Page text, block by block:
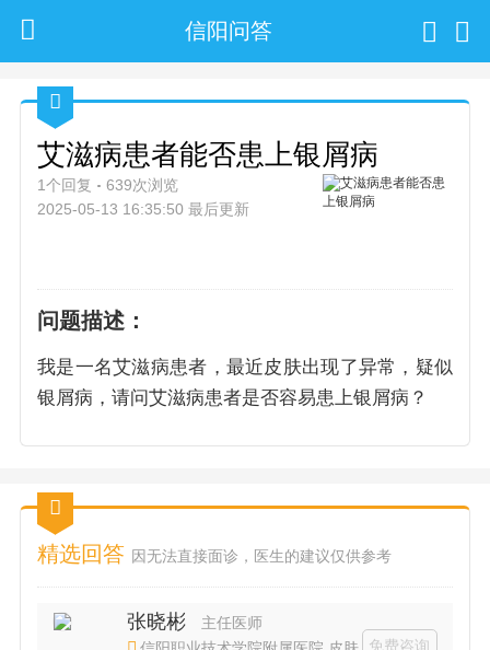
信阳问答
艾滋病患者能否患上银屑病
1个回复
639次浏览
2025-05-13 16:35:50 最后更新
问题描述：
我是一名艾滋病患者，最近皮肤出现了异常，疑似
银屑病，请问艾滋病患者是否容易患上银屑病？
精选回答 因无法直接面诊，医生的建议仅供参考
张晓彬
主任医师
免费咨询